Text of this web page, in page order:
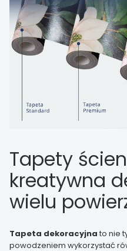
Tapety
kreatywna
wielu
Tapeta dekoracyjna to nie
powodzeniem wykorzystać